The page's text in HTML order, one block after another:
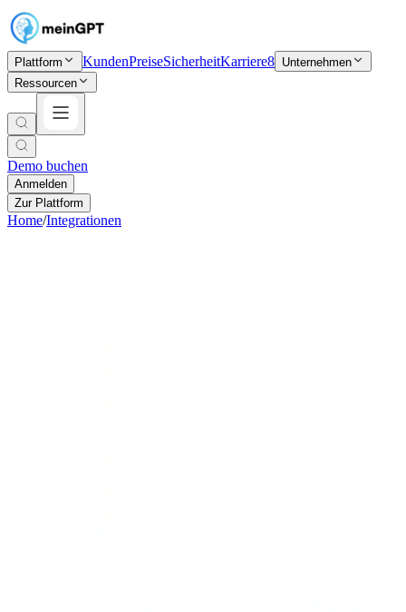
Plattform KundenPreiseSicherheitKarriere8 Unternehmen
Ressourcen
Demo buchen
Anmelden
Zur Plattform
Home/Integrationen